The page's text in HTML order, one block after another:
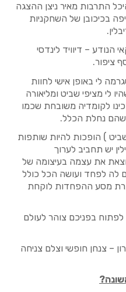
התרבות מאיר ניצן ההצגה
בכיכובן של השחקניות
– דיוויד לינדסי
ציפור.
לי באופן אישי לחוות
לי מציפי שביט ומליאורה
לקומדיה משובחת שכמו
שהם נחלת הכלל.
שביט ) הופכות להיות שותפות
יש תחביב לערוך
את עצמה בעיצומה של
לה לפחד ועושה הכל כולל
מסע ההפחדות לוקחת
בפניכם צוהר לעולם
– צנחן חופשי וצלם צניחה